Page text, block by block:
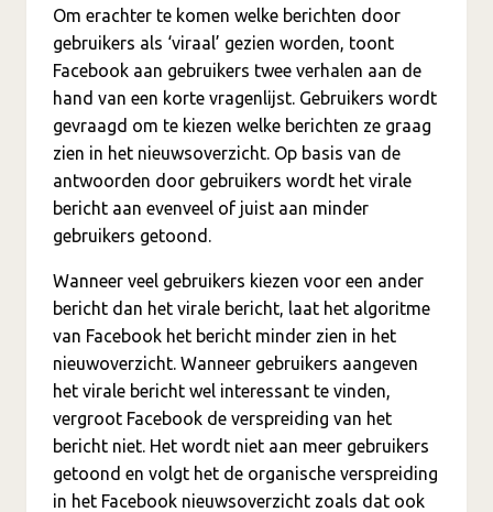
Om erachter te komen welke berichten door
gebruikers als ‘viraal’ gezien worden, toont
Facebook aan gebruikers twee verhalen aan de
hand van een korte vragenlijst. Gebruikers wordt
gevraagd om te kiezen welke berichten ze graag
zien in het nieuwsoverzicht. Op basis van de
antwoorden door gebruikers wordt het virale
bericht aan evenveel of juist aan minder
gebruikers getoond.
Wanneer veel gebruikers kiezen voor een ander
bericht dan het virale bericht, laat het algoritme
van Facebook het bericht minder zien in het
nieuwoverzicht. Wanneer gebruikers aangeven
het virale bericht wel interessant te vinden,
vergroot Facebook de verspreiding van het
bericht niet. Het wordt niet aan meer gebruikers
getoond en volgt het de organische verspreiding
in het Facebook nieuwsoverzicht zoals dat ook